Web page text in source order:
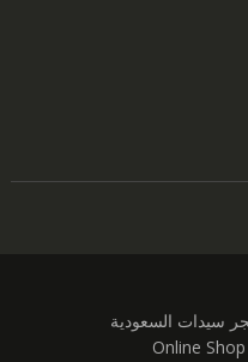
سيدات السعودية
Online